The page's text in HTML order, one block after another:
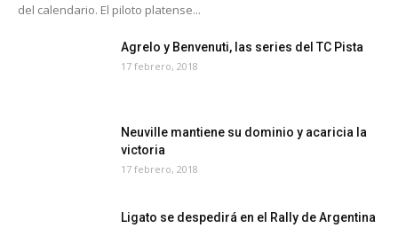
del calendario. El piloto platense...
Agrelo y Benvenuti, las series del TC Pista
17 febrero, 2018
Neuville mantiene su dominio y acaricia la
victoria
17 febrero, 2018
Ligato se despedirá en el Rally de Argentina